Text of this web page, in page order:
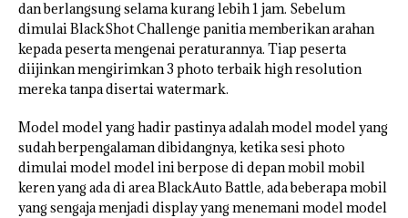
dan berlangsung selama kurang lebih 1 jam. Sebelum
dimulai BlackShot Challenge panitia memberikan arahan
kepada peserta mengenai peraturannya. Tiap peserta
diijinkan mengirimkan 3 photo terbaik high resolution
mereka tanpa disertai watermark.
Model model yang hadir pastinya adalah model model yang
sudah berpengalaman dibidangnya, ketika sesi photo
dimulai model model ini berpose di depan mobil mobil
keren yang ada di area BlackAuto Battle, ada beberapa mobil
yang sengaja menjadi display yang menemani model model